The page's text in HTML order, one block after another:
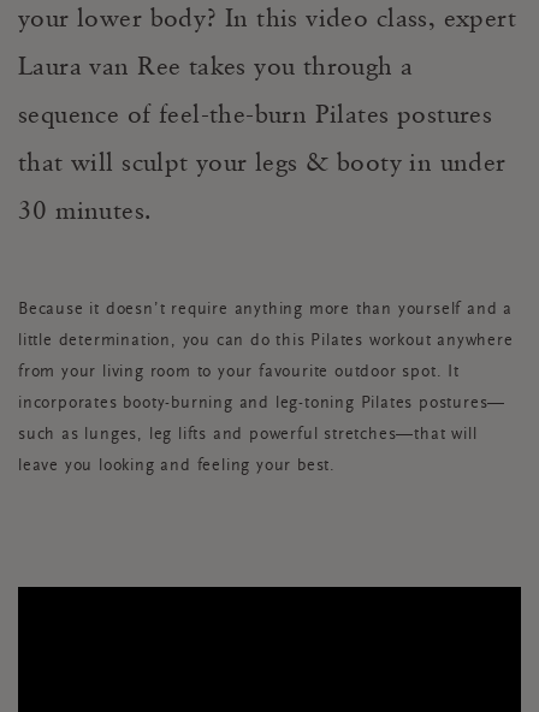
your lower body? In this video class, expert
Laura van Ree takes you through a
sequence of feel-the-burn Pilates postures
that will sculpt your legs & booty in under
30 minutes.
Because it doesn’t require anything more than yourself and a
little determination, you can do this Pilates workout anywhere
from your living room to your favourite outdoor spot. It
incorporates booty-burning and leg-toning Pilates postures—
such as lunges, leg lifts and powerful stretches—that will
leave you looking and feeling your best.